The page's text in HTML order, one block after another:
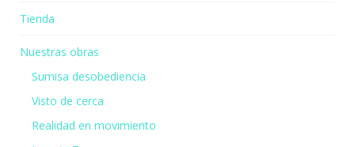
Tienda
Nuestras obras
Sumisa desobediencia
Visto de cerca
Realidad en movimiento